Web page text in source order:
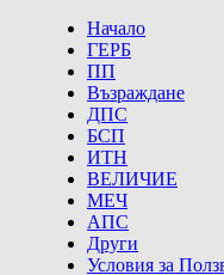
Начало
ГЕРБ
ПП
Възраждане
ДПС
БСП
ИТН
ВЕЛИЧИЕ
МЕЧ
АПС
Други
Условия за